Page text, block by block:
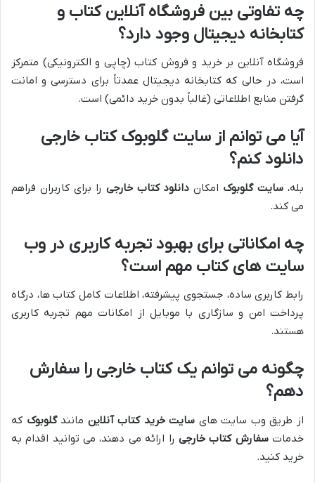
چه تفاوتی بین فروشگاه آنلاین کتاب و
کتابخانه دیجیتال وجود دارد؟
فروشگاه آنلاین بر خرید و فروش کتاب (چاپی و الکترونیکی) متمرکز
است، در حالی که کتابخانه دیجیتال عمدتاً برای دسترسی و امانت
گرفتن منابع اطلاعاتی (غالباً بدون خرید دائمی) است.
آیا می توانم از سایت گلوبوک کتاب خارجی
دانلود کنم؟
بله، سایت گلوبوک امکان دانلود کتاب خارجی را برای کاربران فراهم
می کند.
چه امکاناتی برای بهبود تجربه کاربری در وب
سایت های کتاب مهم است؟
رابط کاربری ساده، جستجوی پیشرفته، اطلاعات کامل کتاب ها، درگاه
پرداخت امن و سازگاری با موبایل از امکانات مهم تجربه کاربری
هستند.
چگونه می توانم یک کتاب خارجی را سفارش
دهم؟
از طریق وب سایت های سایت خرید کتاب آنلاین مانندگلوبوک که
خدماتسفارش کتاب خارجی را ارائه می دهند، می توانید اقدام به
خرید کنید.